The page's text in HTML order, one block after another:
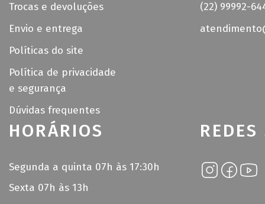
Trocas e devoluções
Envio e entrega
Políticas do site
Política de privacidade
e segurança
Dúvidas frequentes
(22) 99992-
HORÁRIOS
Segunda a quinta 07h às 17:30h
Sexta 07h às 13h